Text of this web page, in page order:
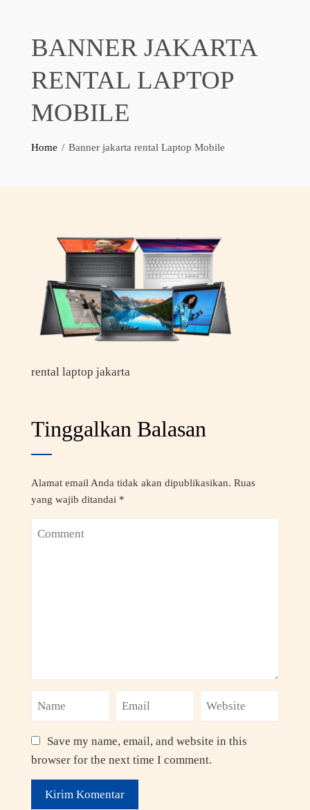
BANNER JAKARTA
RENTAL LAPTOP
MOBILE
Home Banner jakarta rental Laptop Mobile
rental laptop jakarta
Tinggalkan Balasan
Alamat email Anda tidak akan dipublikasikan. Ruas
yang wajib ditandai *
Save my name, email, and website in this
browser for the next time I comment.